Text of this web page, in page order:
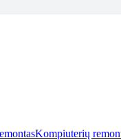
Kompiuterių